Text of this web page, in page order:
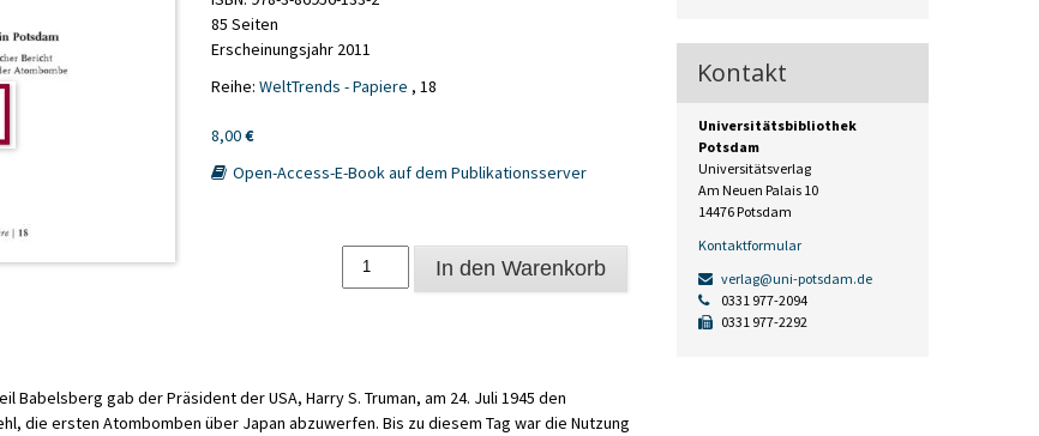
85 Seiten
Erscheinungsjahr 2011
Reihe: WeltTrends - Papiere , 18
8,00€
Open-Access-E-Book auf dem Publikationsserver
EntscheidungIn den Warenkorb
Babelsberg gab der Präsident der USA, Harry S. Truman, am 24. Juli 1945 den
die ersten Atombomben über Japan abzuwerfen. Bis zu diesem Tag war die Nutzung
Kontakt
Universitätsbibliothek
Potsdam
Universitätsverlag
Am Neuen Palais 10
14476 Potsdam
Kontaktformular
verlag@uni-potsdam.de
0331 977-2094
0331 977-2292